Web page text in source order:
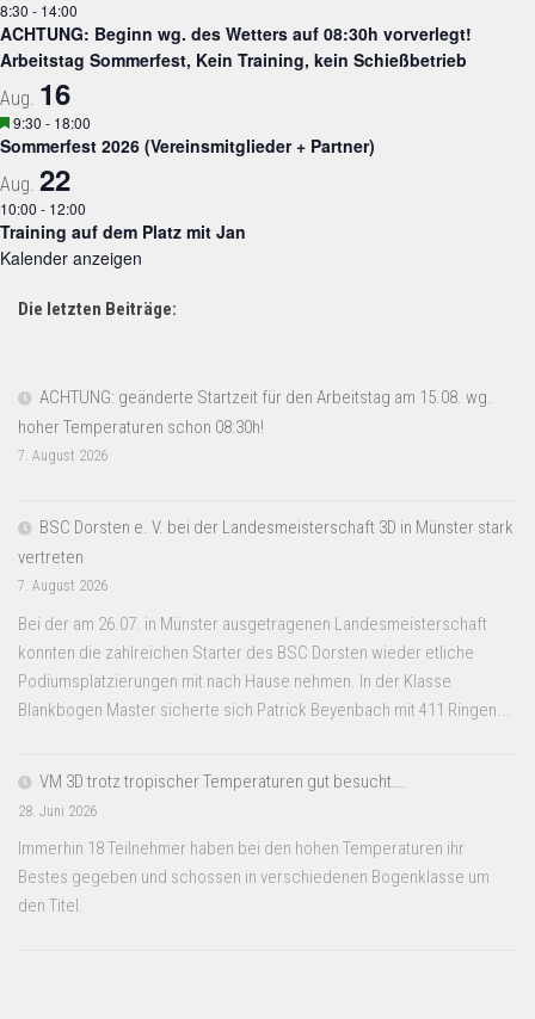
8:30 - 14:00
ACHTUNG: Beginn wg. des Wetters auf 08:30h vorverlegt!
Arbeitstag Sommerfest, Kein Training, kein Schießbetrieb
Aug. 16
Hervorgehoben
9:30 - 18:00
Sommerfest 2026 (Vereinsmitglieder + Partner)
Aug. 22
10:00 - 12:00
Training auf dem Platz mit Jan
Kalender anzeigen
Die letzten Beiträge:
ACHTUNG: geänderte Startzeit für den Arbeitstag am 15.08. wg.
hoher Temperaturen schon 08:30h!
7. August 2026
BSC Dorsten e. V. bei der Landesmeisterschaft 3D in Münster stark
vertreten
7. August 2026
Bei der am 26.07. in Münster ausgetragenen Landesmeisterschaft
konnten die zahlreichen Starter des BSC Dorsten wieder etliche
Podiumsplatzierungen mit nach Hause nehmen. In der Klasse
Blankbogen Master sicherte sich Patrick Beyenbach mit 411 Ringen...
VM 3D trotz tropischer Temperaturen gut besucht….
28. Juni 2026
Immerhin 18 Teilnehmer haben bei den hohen Temperaturen ihr
Bestes gegeben und schossen in verschiedenen Bogenklasse um
den Titel.